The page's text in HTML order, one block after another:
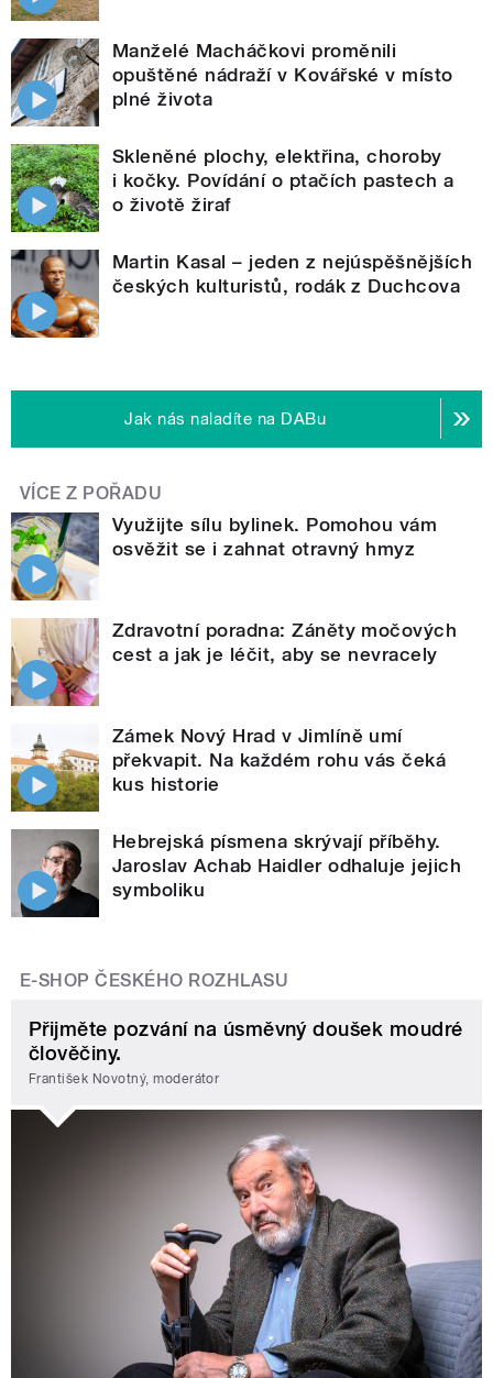
Manželé Macháčkovi proměnili
opuštěné nádraží v Kovářské v místo
plné života
Skleněné plochy, elektřina, choroby
i kočky. Povídání o ptačích pastech a
o životě žiraf
Martin Kasal – jeden z nejúspěšnějších
českých kulturistů, rodák z Duchcova
Jak nás naladíte na DABu
VÍCE Z POŘADU
Využijte sílu bylinek. Pomohou vám
osvěžit se i zahnat otravný hmyz
Zdravotní poradna: Záněty močových
cest a jak je léčit, aby se nevracely
Zámek Nový Hrad v Jimlíně umí
překvapit. Na každém rohu vás čeká
kus historie
Hebrejská písmena skrývají příběhy.
Jaroslav Achab Haidler odhaluje jejich
symboliku
E-SHOP ČESKÉHO ROZHLASU
Přijměte pozvání na úsměvný doušek moudré
člověčiny.
František Novotný, moderátor